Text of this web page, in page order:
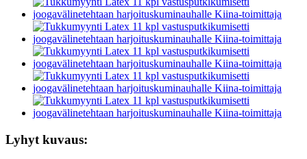
Lyhyt kuvaus: